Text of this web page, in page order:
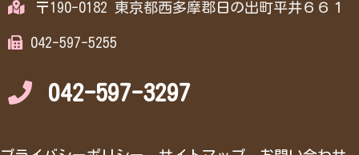
〒190-0182 東京都西多摩郡日の出町平井６６１
042-597-5255
042-597-3297